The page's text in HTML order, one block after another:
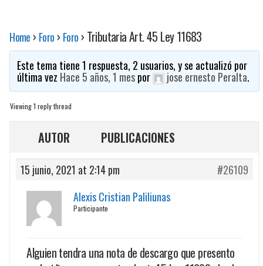
Home › Foro › Foro › Tributaria Art. 45 Ley 11683
Este tema tiene 1 respuesta, 2 usuarios, y se actualizó por
última vez Hace 5 años, 1 mespor jose ernesto Peralta.
Viewing 1 reply thread
AUTOR PUBLICACIONES
15 junio, 2021 at 2:14 pm
#26109
Alexis Cristian Paliliunas
Participante
Alguien tendra una nota de descargo que presento